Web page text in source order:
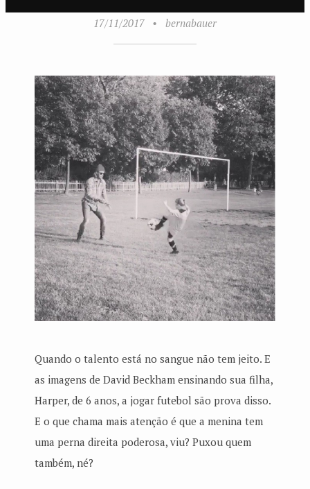
17/11/2017 • bernabauer
Quando o talento está no sangue não tem jeito. E
as imagens de David Beckham ensinando sua filha,
Harper, de 6 anos, a jogar futebol são prova disso.
E o que chama mais atenção é que a menina tem
uma perna direita poderosa, viu? Puxou quem
também, né?